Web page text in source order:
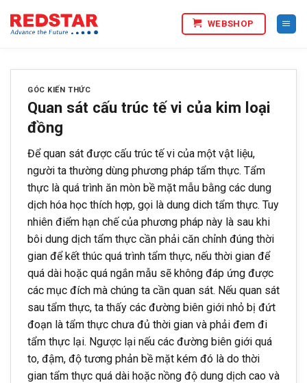
qua
WEBSHOP
GÓC KIẾN THỨC
Quan sát cấu trúc tế vi của kim loại
đồng
Để quan sát được cấu trúc tế vi của một vật liệu,
người ta thường dùng phương pháp tẩm thực. Tẩm
thực là quá trình ăn mòn bề mặt mẫu bằng các dung
dịch hóa học thích hợp, gọi là dung dich tẩm thực. Tuy
nhiên điểm hạn chế của phương pháp này là sau khi
bôi dung dịch tẩm thực cần phải căn chỉnh đúng thời
gian để kết thúc quá trình tẩm thực, nếu thời gian để
quá dài hoặc quá ngắn mẫu sẽ không đáp ứng được
các mục đích mà chúng ta cần quan sát. Nếu quan sát
sau tẩm thực, ta thấy các đường biên giới nhỏ bị đứt
đoạn là tẩm thực chưa đủ thời gian và phải đem đi
tẩm thực lại. Ngược lại nếu các đường biên giới quá
to, đậm, độ tương phản bề mặt kém đó là do thời
gian tẩm thực quá dài hoặc nồng độ dung dịch cao và